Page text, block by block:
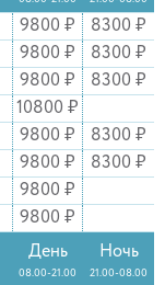
9800 ₽
8300 ₽
9800 ₽
8300 ₽
9800 ₽
8300 ₽
10800 ₽
9800 ₽
8300 ₽
9800 ₽
8300 ₽
9800 ₽
9800 ₽
День
08.00-21.00
Ночь
21.00-08.00